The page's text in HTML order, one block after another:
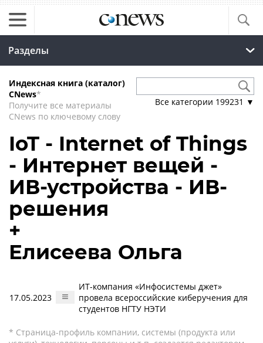
Разделы
Индексная книга (каталог)
CNews*
Получите все материалы
CNews по ключевому слову
Все категории 199231 ▼
IoT - Internet of Things
- Интернет вещей -
ИВ-устройства - ИВ-
решения
+
Елисеева Ольга
17.05.2023
ИТ-компания «Инфосистемы джет»
провела всероссийские киберучения для
студентов НГТУ НЭТИ
* Страница-профиль компании, системы (продукта или